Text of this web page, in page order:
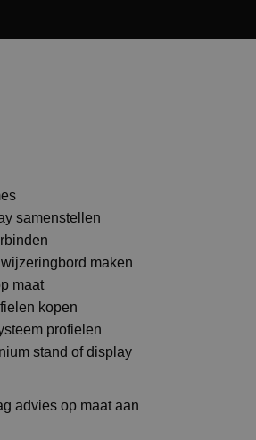
samenstellen
maken
maat
kopen
profielen
stand of display
advies op maat aan